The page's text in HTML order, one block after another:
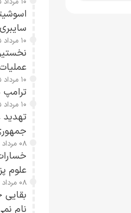
۱۰ مرداد ۱۴۰۵ / ۱۲:۱۸
۱۰ مرداد ۱۴۰۵ / ۱۱:۵۹
ترامپ
۱۰ مرداد ۱۴۰۵ / ۰۹:۰۵
۰۸ مرداد ۱۴۰۵ / ۱۹:۳۵
علوم
۰۸ مرداد ۱۴۰۵ / ۱۹:۰۳
بقایی
نام